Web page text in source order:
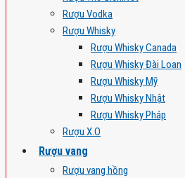
Rượu Vodka
Rượu Whisky
Rượu Whisky Canada
Rượu Whisky Đài Loan
Rượu Whisky Mỹ
Rượu Whisky Nhật
Rượu Whisky Pháp
Rượu X.O
Rượu vang
Rượu vang hồng